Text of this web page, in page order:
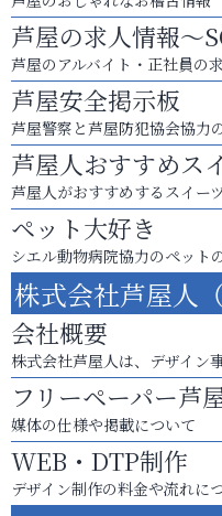
芦屋の求人情報～
芦屋のアルバイト・正社員の
芦屋安全掲示板
芦屋警察と芦屋防犯協会協力
芦屋人おすすめス
芦屋人がおすすめするスイー
ペット大好き
シエル動物病院協力のペット
株式会社芦屋人
会社概要
株式会社芦屋人は、デザイン
フリーペーパー芦
媒体の仕様や掲載について
WEB・DTP制作
デザイン制作の料金や流れに